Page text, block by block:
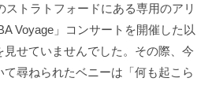
ストラトフォードにある専用のアリ
Voyage」コンサートを開催した以
せていませんでした。その際、今
尋ねられたベニーは「何も起こら